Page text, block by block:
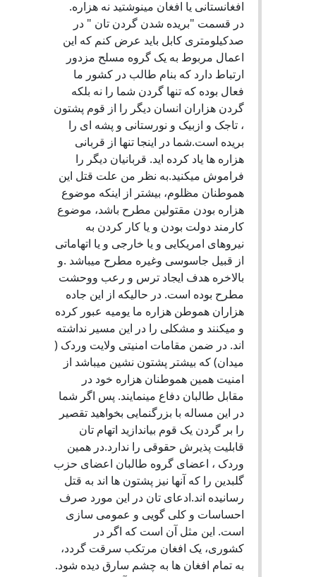
افغانستانی یا افغان مینوشتید نه هزاره.
در قسمت "بریده شدن گردن تان " در
صدکیلومتری کابل باید عرض کنم که این
اعمال مربوط به یک گروه مسلح مزدور
ارتباط دارد که بنام طالب در کشور ما
فعال بوده که تنها گردن شما را نه بلکه
گردن هزاران انسان دیگر را از قوم پشتون
، تاجک و ازبیک و نورستانی و پشه ای را
بریده است.شما در اینجا تنها از قربانی
هزاره ها یاد کرده اید. قربانیان دیگر را
فراموش میکنید.به نظر من علت قتل این
هموطنان مظلوم، بیشتر از اینکه موضوع
هزاره بودن مقتولین مطرح باشد، موضوع
کارمند دولت بودن و یا کار کردن به
نیروهای امریکایی و یا خارجی و یا اتهاماتی
از قبیل جاسوسی وغیره مطرح میباشد .و
بالاخره هدف ایجاد ترس و رعب ووحشت
مطرح بوده است. در حالیکه از این جاده
هزاران هموطن هزاره ما یومیه عبور کرده
و میکنند و مشکلی را در این مسیر نداشته
اند. در ضمن مقامات امنیتی ولایت وردک (
میدان) که بیشتر پشتون نشین میباشد از
امنیت همین هموطنان هزاره خود در
مقابل طالبان دفاع مینمایند. پس اگر شما
در این مساله با بزرگنمایی بخواهید تقصیر
را بر گردن یک قوم بیاندازید اتهام تان
قابلیت پذیرش حقوقی را ندارد.در همین
وردک ، اعضای گروه طالبان اعضای حزب
گلبدین را که آنها نیز پشتون ها اند به قتل
رسانیده اند.ادعای تان در این مورد صرف
احساسات و کلی گویی و عمومی سازی
است. این مثل آن است که اگر در
کشوری، یک افغان مرتکب سرقت گردد،
به تمام افغان ها به چشم سارق دیده شود.